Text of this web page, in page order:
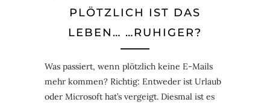
PLÖTZLICH IST DAS
LEBEN… …RUHIGER?
Was passiert, wenn plötzlich keine E-Mails
mehr kommen? Richtig: Entweder ist Urlaub
oder Microsoft hat’s vergeigt. Diesmal ist es